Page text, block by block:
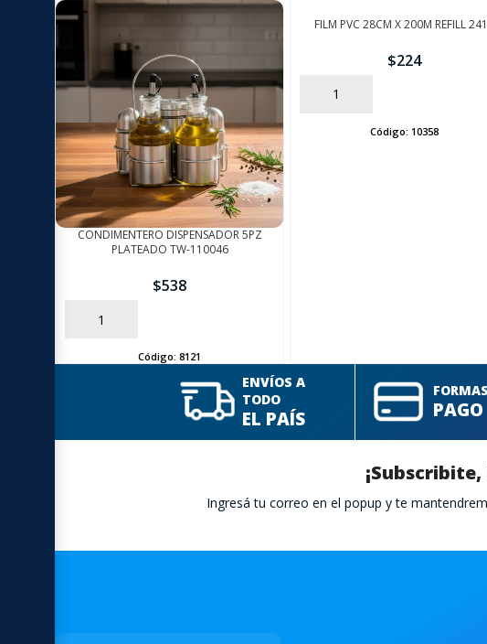
CONDIMENTERO DISPENSADOR 5PZ
PLATEADO TW-110046
$538
AÑADIR
Código:8121
FILM PVC 28CM X 200M REFILL
$224
AÑADIR
Código:10358
ENVÍOS A
TODO
EL PAÍS PAGO
Ingresá tu correo en el popup y te